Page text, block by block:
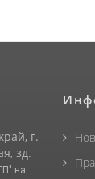
г.
зд.
на